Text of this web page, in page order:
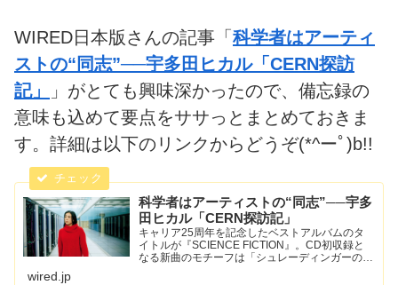
WIRED日本版さんの記事「 科学者はアーティ
ストの“同志”──宇多田ヒカル「CERN探訪
記」
」がとても興味深かったので、備忘録の
意味も込めて要点をササっとまとめておきま
す。詳細は以下のリンクからどうぞ(*^ーﾟ)b!!
科学者はアーティストの“同志”──宇多
田ヒカル「CERN探訪記」
キャリア25周年を記念したベストアルバムのタ
イトルが『SCIENCE FICTION』。CD初収録と
なる新曲のモチーフは「シュレーディンガーの
wired.jp